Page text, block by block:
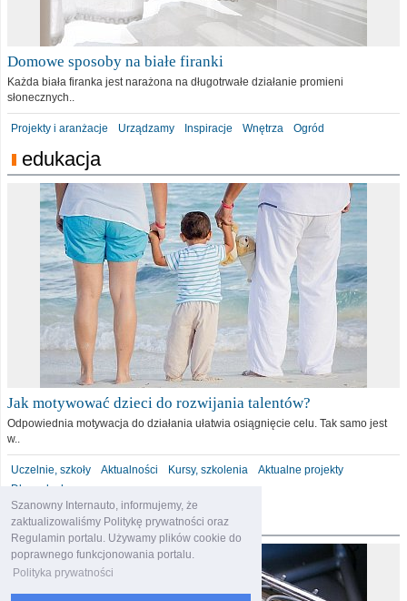
Szanowny Internauto, informujemy, że
zaktualizowaliśmy Politykę prywatności oraz
Regulamin portalu. Używamy plików cookie do
poprawnego funkcjonowania portalu.
Polityka prywatności
Domowe sposoby na białe firanki
Każda biała firanka jest narażona na długotrwałe działanie promieni
słonecznych..
Projekty i aranżacje Urządzamy Inspiracje Wnętrza Ogród
edukacja
Jak motywować dzieci do rozwijania talentów?
Odpowiednia motywacja do działania ułatwia osiągnięcie celu. Tak samo jest
w..
Uczelnie, szkoły Aktualności Kursy, szkolenia
Aktualne projekty
Dla malucha
motoryzacja